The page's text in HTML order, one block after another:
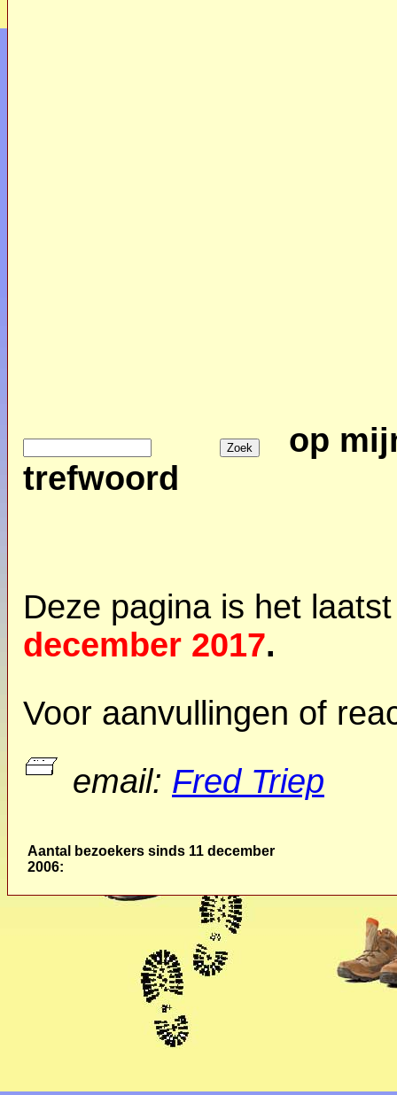
op
trefwoord
Deze pagina is het
december 2017.
Voor aanvullingen of
email: Fred Triep
Aantal bezoekers sinds 11 december
2006: